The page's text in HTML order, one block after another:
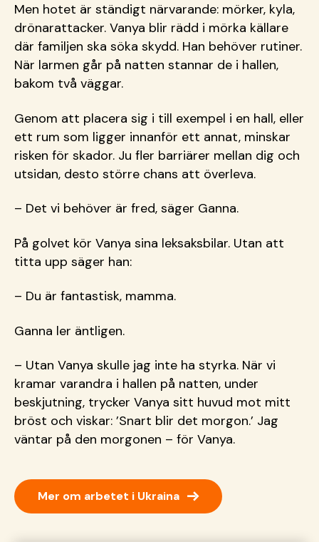
Men hotet är ständigt närvarande: mörker, kyla,
drönarattacker. Vanya blir rädd i mörka källare
där familjen ska söka skydd. Han behöver rutiner.
När larmen går på natten stannar de i hallen,
bakom två väggar.
Genom att placera sig i till exempel i en hall, eller
ett rum som ligger innanför ett annat, minskar
risken för skador. Ju fler barriärer mellan dig och
utsidan, desto större chans att överleva.
– Det vi behöver är fred, säger Ganna.
På golvet kör Vanya sina leksaksbilar. Utan att
titta upp säger han:
– Du är fantastisk, mamma.
Ganna ler äntligen.
– Utan Vanya skulle jag inte ha styrka. När vi
kramar varandra i hallen på natten, under
beskjutning, trycker Vanya sitt huvud mot mitt
bröst och viskar: ’Snart blir det morgon.’ Jag
väntar på den morgonen – för Vanya.
Mer om arbetet i Ukraina →